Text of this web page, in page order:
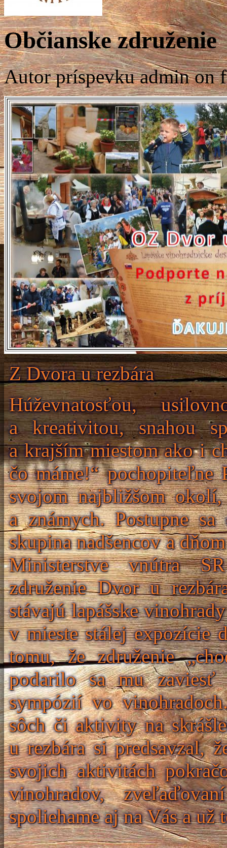
Občianske združenie
Autor príspevku admin on
Z Dvora u rezbára
Húževnatosťou,
a kreativitou, snahou
a krajším miestom ako i
čo máme!“
svojom najbližšom
a známych. Postupne
skupina nadšencov a
Ministerstve vnútra
združenie Dvor u
stávajú lapášske
v mieste stálej expozície
tomu, že združenie
podarilo sa mu zaviesť
sympózií vo
sôch či aktivity na
u rezbára si predsavzal,
svojich aktivitách
vinohradov,
spoliehame aj na Vás a už